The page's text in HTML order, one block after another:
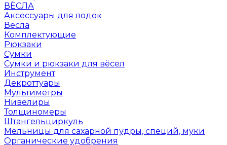
ВЁСЛА
Аксессуары для лодок
Весла
Комплектующие
Рюкзаки
Сумки
Сумки и рюкзаки для вёсел
Инструмент
Декроттуары
Мультиметры
Нивелиры
Толщиномеры
Штангельциркуль
Мельницы для сахарной пудры, специй, муки
Органические удобрения